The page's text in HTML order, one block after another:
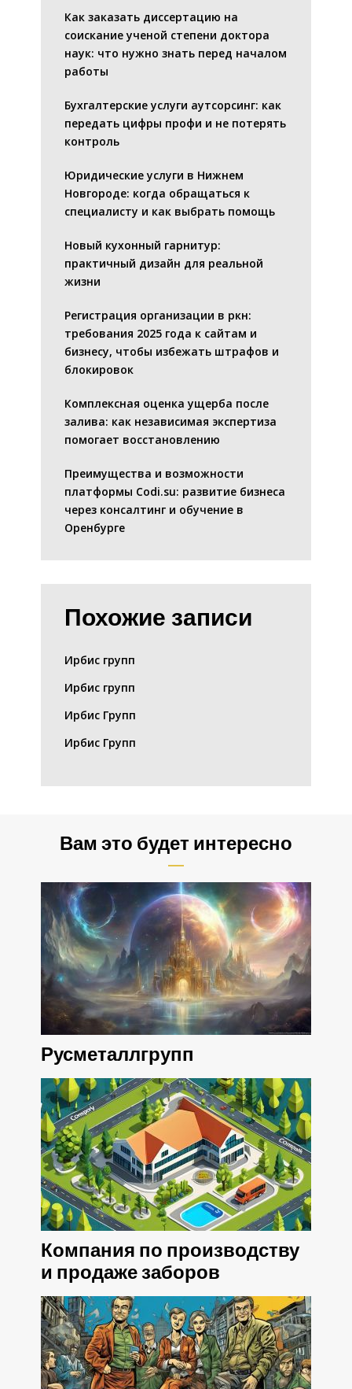
Как заказать диссертацию на
соискание ученой степени доктора
наук: что нужно знать перед началом
работы
Бухгалтерские услуги аутсорсинг: как
передать цифры профи и не потерять
контроль
Юридические услуги в Нижнем
Новгороде: когда обращаться к
специалисту и как выбрать помощь
Новый кухонный гарнитур:
практичный дизайн для реальной
жизни
Регистрация организации в ркн:
требования 2025 года к сайтам и
бизнесу, чтобы избежать штрафов и
блокировок
Комплексная оценка ущерба после
залива: как независимая экспертиза
помогает восстановлению
Преимущества и возможности
платформы Codi.su: развитие бизнеса
через консалтинг и обучение в
Оренбурге
Похожие записи
Ирбис групп
Ирбис групп
Ирбис Групп
Ирбис Групп
Вам это будет интересно
Русметаллгрупп
Компания по производству
и продаже заборов